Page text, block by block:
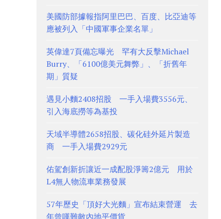
美國防部據報指阿里巴巴、百度、比亞迪等
應被列入「中國軍事企業名單」
英偉達7頁備忘曝光 罕有大反擊Michael
Burry、「6100億美元舞弊」、「折舊年
期」質疑
遇見小麵2408招股 一手入場費3556元、
引入海底撈等為基投
天域半導體2658招股、碳化硅外延片製造
商 一手入場費2929元
佑駕創新折讓近一成配股淨籌2億元 用於
L4無人物流車業務發展
57年歷史「頂好大光麵」宣布結束營運 去
年曾嘆難敵內地平價貨